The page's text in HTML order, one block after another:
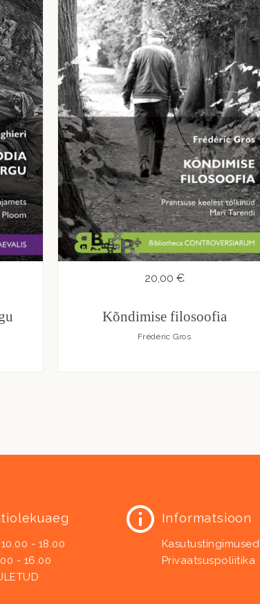
20,00 €
Kõndimise filosoofia
Frédéric Gros
10.00 - 18.00
- 16.00
Informatsioon
Kasutustingimused
Privaatsuspoliitika